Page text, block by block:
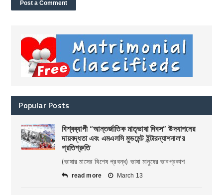
Popular Posts
বিশ্বব্যাপী “আন্তর্জাতিক মাতৃভাষা দিবস” উদযাপনের
দায়বদ্ধতা এবং এমএলসি মুভমেন্ট ইন্টারন্যাশনাল’র
প্রতিশ্রুতি
(ভাষার মাসের বিশেষ প্রবন্ধ) ভাষা মানুষের ভাবপ্রকাশ
read more March 13